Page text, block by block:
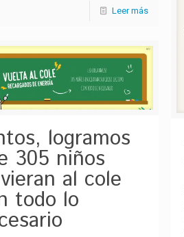
Leer más
logramos
305 niños
al cole
todo lo